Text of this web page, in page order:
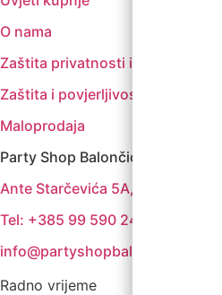
O nama
Zaštita privatnosti i kolačići
Zaštita i povjerljivost podataka
Maloprodaja
Party Shop Balončić, obrt
Ante Starčevića 5A, Koprivnica
Tel: +385 99 590 2450
info@partyshopbaloncic.hr
Radno vrijeme